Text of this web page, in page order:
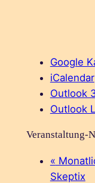
Google
iCalendar
Outlook
Outlook
Veranstaltung-
«
Skeptix